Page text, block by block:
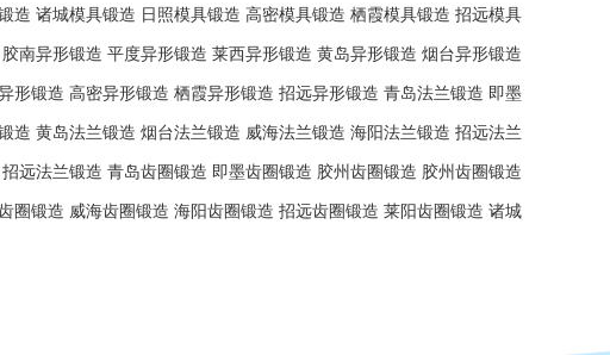
造 诸城模具锻造 日照模具锻造 高密模具锻造 栖霞模具锻造 招远模具
胶南异形锻造 平度异形锻造 莱西异形锻造 黄岛异形锻造 烟台异形锻造
形锻造 高密异形锻造 栖霞异形锻造 招远异形锻造 青岛法兰锻造 即墨
造 黄岛法兰锻造 烟台法兰锻造 威海法兰锻造 海阳法兰锻造 招远法兰
招远法兰锻造 青岛齿圈锻造 即墨齿圈锻造 胶州齿圈锻造 胶州齿圈锻造
圈锻造 威海齿圈锻造 海阳齿圈锻造 招远齿圈锻造 莱阳齿圈锻造 诸城